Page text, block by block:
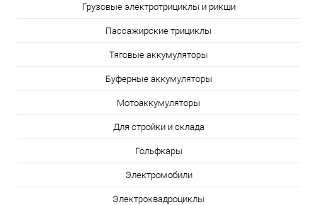
Грузовые электротрициклы и рикши
Пассажирские трициклы
Тяговые аккумуляторы
Буферные аккумуляторы
Мотоаккумуляторы
Для стройки и склада
Гольфкары
Электромобили
Электроквадроциклы